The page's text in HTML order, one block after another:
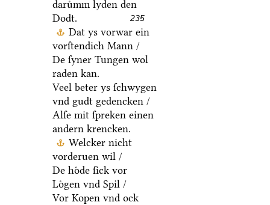
Moth ock entlyck
daruͤmm lyden den
Dodt.
235
Dat ys vorwar ein
vorſtendich Mann /
De ſyner Tungen wol
raden kan.
Veel beter ys ſchwygen
vnd gudt gedencken /
Alſe mit ſpreken einen
andern krencken.
Welcker nicht
vorderuen wil /
De hoͤde ſick vor
Loͤgen vnd Spil /